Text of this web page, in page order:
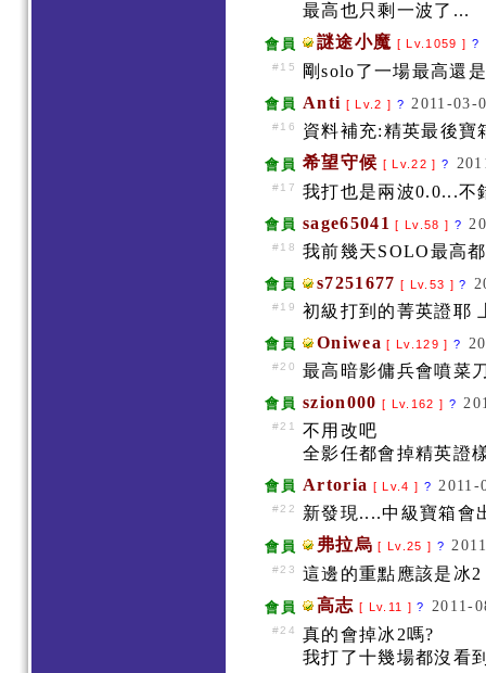
最高也只剩一波了...
會員 謎途小魔 [ Lv.1059 ] ?
#15 剛solo了一場最高還
會員 Anti [ Lv.2 ] ? 2011-03-
#16 資料補充:精英最後
會員 希望守候 [ Lv.22 ]?
#17 我打也是兩波0.0...不
會員 sage65041 [ Lv.58 ] ?
#18 我前幾天SOLO最高
會員 s7251677 [ Lv.53 ]?
#19 初級打到的菁英證耶
會員 Oniwea [ Lv.129 ] ?
#20 最高暗影傭兵會噴菜
會員 szion000 [ Lv.162 ] ?
#21
不用改吧
全影任都會掉精英證
會員 Artoria [ Lv.4 ] ? 2011-
#22 新發現....中級寶箱會
會員 弗拉烏 [ Lv.25 ] ?
#23 這邊的重點應該是冰
會員 高志 [ Lv.11 ]? 2011-
#24
真的會掉冰2嗎?
我打了十幾場都沒看